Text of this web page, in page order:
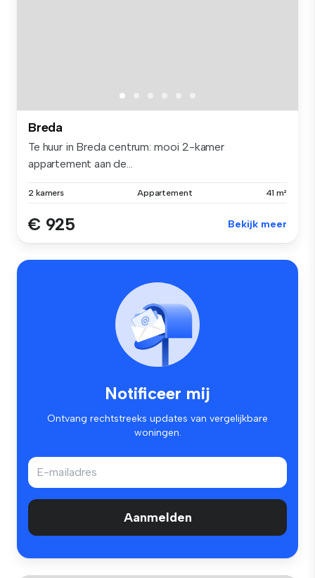
Breda
Te huur in Breda centrum: mooi 2-kamer
appartement aan de...
2 kamers Appartement 41 m²
€ 925 Bekijk meer
Notificeer mij
Ontvang rechtstreeks updates van vergelijkbare
woningen.
Aanmelden